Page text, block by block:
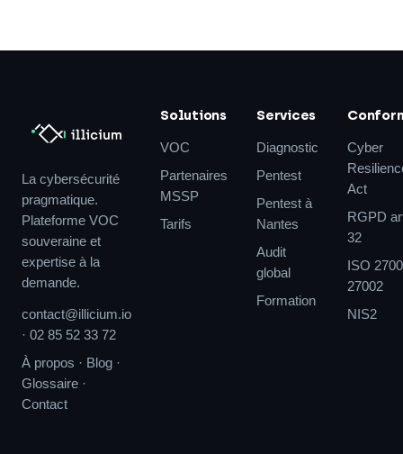
La cybersécurité
pragmatique.
Plateforme VOC
souveraine et
expertise à la
demande.
contact@illicium.io
· 02 85 52 33 72
À propos · Blog ·
Glossaire ·
Contact
Solutions
VOC
Partenaires
MSSP
Tarifs
Services
Diagnostic
Pentest
Pentest à
Nantes
Audit
global
Formation
Cyber
Act
RGPD
32
ISO
27002
NIS2